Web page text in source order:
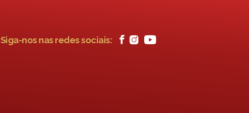
Siga-nos nas redes sociais: